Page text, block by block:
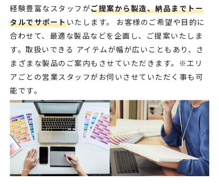
経験豊富なスタッフがご提案から製造、納品までトー
タルでサポートいたします。 お客様のご希望や目的に
合わせて、最適な製品などを企画し、ご提案いたしま
す。取扱いできる アイテムが幅が広いこともあり、さ
まざまな製品のご案内もさせていただきます。※エリ
アごとの営業スタッフがお伺いさせていただく事も可
能です。